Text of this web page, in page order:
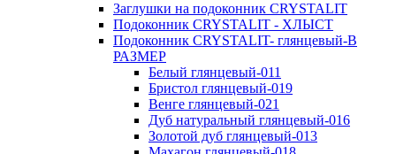
Заглушки на подоконник CRYSTALIT
Подоконник CRYSTALIT - ХЛЫСТ
Подоконник CRYSTALIT- глянцевый-В
РАЗМЕР
Белый глянцевый-011
Бристол глянцевый-019
Венге глянцевый-021
Дуб натуральный глянцевый-016
Золотой дуб глянцевый-013